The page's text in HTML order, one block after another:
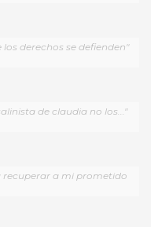
derechos se defienden"
de claudia no los..."
recuperar a mi prometido